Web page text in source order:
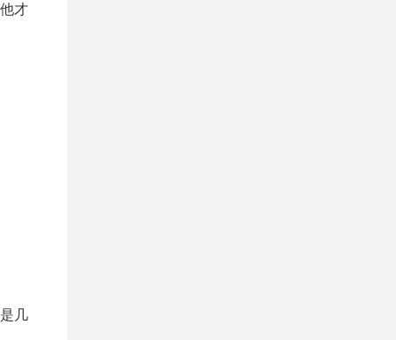
才
几